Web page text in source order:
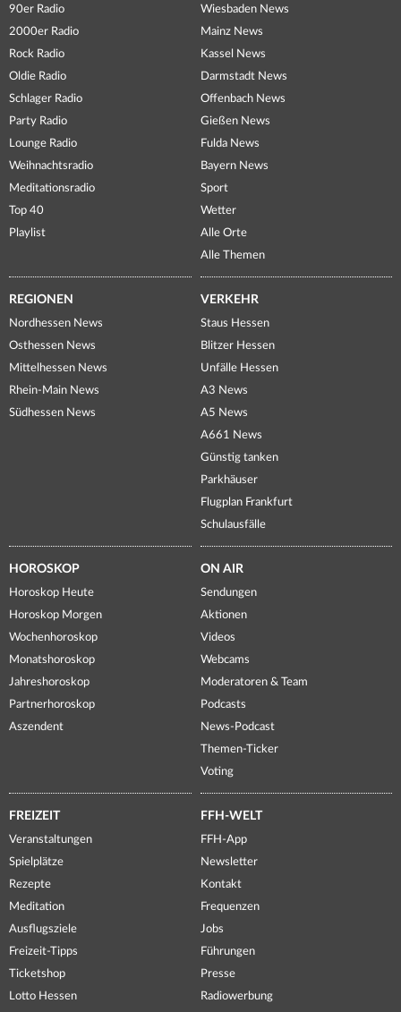
90er Radio
2000er Radio
Rock Radio
Oldie Radio
Schlager Radio
Party Radio
Lounge Radio
Weihnachtsradio
Meditationsradio
Top 40
Playlist
Wiesbaden News
Mainz News
Kassel News
Darmstadt News
Offenbach News
Gießen News
Fulda News
Bayern News
Sport
Wetter
Alle Orte
Alle Themen
REGIONEN
Nordhessen News
Osthessen News
Mittelhessen News
Rhein-Main News
Südhessen News
VERKEHR
Staus Hessen
Blitzer Hessen
Unfälle Hessen
A3 News
A5 News
A661 News
Günstig tanken
Parkhäuser
Flugplan Frankfurt
Schulausfälle
HOROSKOP
Horoskop Heute
Horoskop Morgen
Wochenhoroskop
Monatshoroskop
Jahreshoroskop
Partnerhoroskop
Aszendent
ON AIR
Sendungen
Aktionen
Videos
Webcams
Moderatoren & Team
Podcasts
News-Podcast
Themen-Ticker
Voting
FREIZEIT
Veranstaltungen
Spielplätze
Rezepte
Meditation
Ausflugsziele
Freizeit-Tipps
Ticketshop
Lotto Hessen
FFH-WELT
FFH-App
Newsletter
Kontakt
Frequenzen
Jobs
Führungen
Presse
Radiowerbung